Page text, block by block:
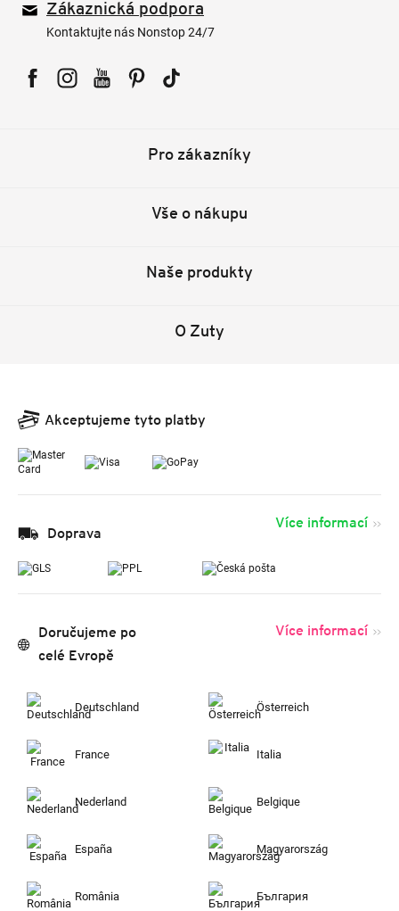
Zákaznická podpora
Kontaktujte nás Nonstop 24/7
Pro zákazníky
Vše o nákupu
Naše produkty
O Zuty
Akceptujeme tyto platby
Doprava
Více informací
Doručujeme po
celé Evropě
Více informací
Deutschland Österreich
France Italia
Nederland Belgique
España Magyarország
România България